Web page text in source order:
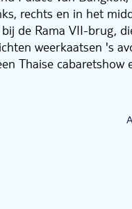
rechts en in het
de Rama VII-brug,
weerkaatsen 's
Thaise cabaretshow